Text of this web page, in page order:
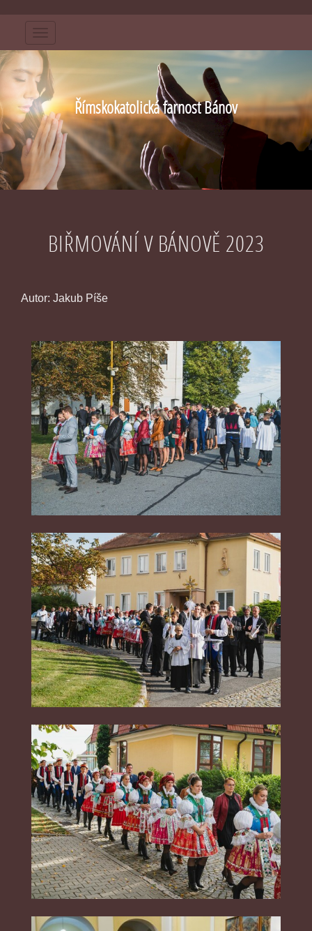
Menu
Římskokatolická farnost Bánov
BIŘMOVÁNÍ V BÁNOVĚ 2023
Autor: Jakub Píše